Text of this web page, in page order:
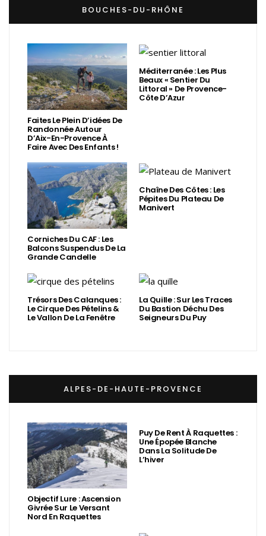
BOUCHES-DU-RHÔNE
Faites Le Plein D’idées De
Randonnée Autour
D’Aix-En-Provence À
Faire Avec Des Enfants !
Méditerranée : Les Plus
Beaux « Sentier Du
Littoral » De Provence-
Côte D’Azur
Corniches Du CAF : Les
Balcons Suspendus De La
Grande Candelle
Chaîne Des Côtes : Les
Pépites Du Plateau De
Manivert
Trésors Des Calanques :
Le Cirque Des Pételins &
Le Vallon De La Fenêtre
La Quille : Sur Les Traces
Du Bastion Déchu Des
Seigneurs Du Puy
ALPES-DE-HAUTE-PROVENCE
Objectif Lure : Ascension
Givrée Sur Le Versant
Nord En Raquettes
Puy De Rent À Raquettes :
Une Épopée Blanche
Dans La Solitude De
L’hiver